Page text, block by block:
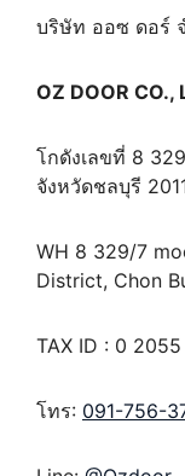
บริษัท ออซ ดอร์
OZ DOOR CO.,
โกดังเลขที่ 8
จังหวัดชลบุรี
WH 8 329/7
District, Chon
TAX ID : 0
โทร: 091-756-